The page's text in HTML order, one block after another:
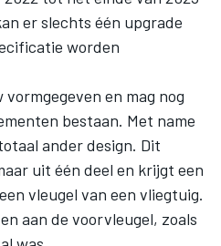
er slechts één upgrade
worden
en mag nog
bestaan. Met name
ander design. Dit
uit één deel en krijgt een
vleugel van een vliegtuig.
aan de voorvleugel, zoals